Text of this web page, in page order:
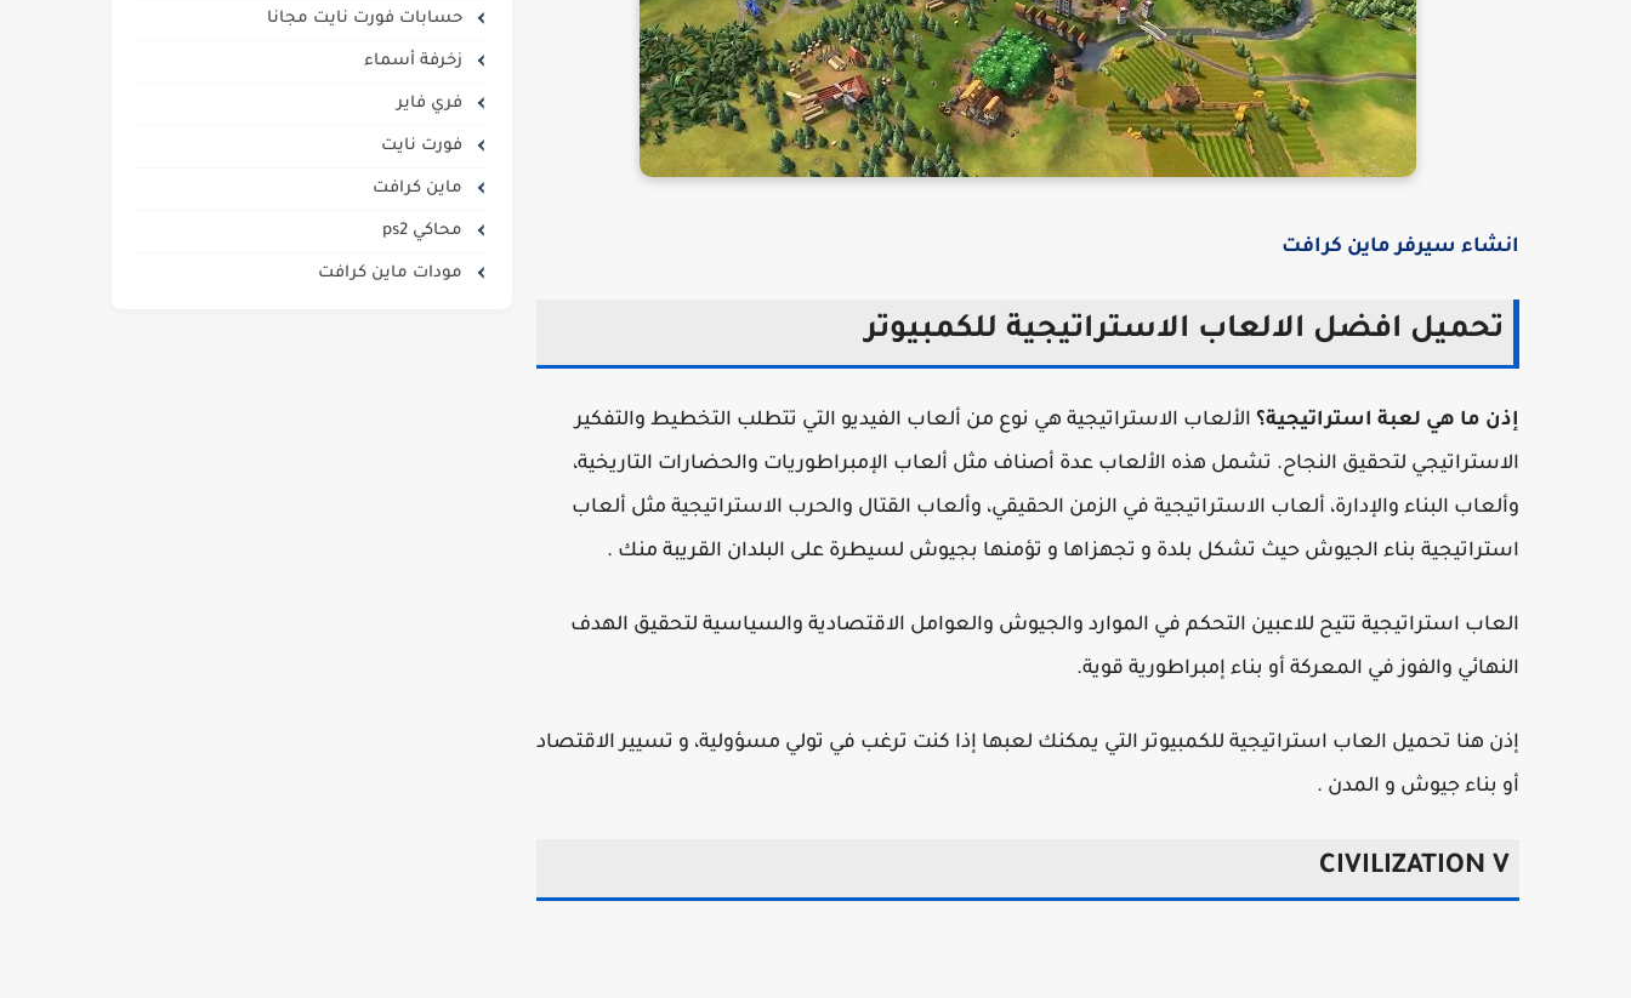
انشاء سيرفر ماين كرافت
تحميل افضل الالعاب الاستراتيجية للكمبيوتر
إذن ما هي لعبة استراتيجية؟ الألعاب الاستراتيجية هي نوع من ألعاب الفيديو التي تتطلب التخطيط والتفكير
الاستراتيجي لتحقيق النجاح. تشمل هذه الألعاب عدة أصناف مثل ألعاب الإمبراطوريات والحضارات التاريخية،
وألعاب البناء والإدارة، ألعاب الاستراتيجية في الزمن الحقيقي، وألعاب القتال والحرب الاستراتيجية مثل ألعاب
استراتيجية بناء الجيوش حيث تشكل بلدة و تجهزاها و تؤمنها بجيوش لسيطرة على البلدان القريبة منك .
العاب استراتيجية تتيح للاعبين التحكم في الموارد والجيوش والعوامل الاقتصادية والسياسية لتحقيق الهدف
النهائي والفوز في المعركة أو بناء إمبراطورية قوية.
إذن هنا تحميل العاب استراتيجية للكمبيوتر التي يمكنك لعبها إذا كنت ترغب في تولي مسؤولية، و تسيير الاقتصاد
أو بناء جيوش و المدن .
CIVILIZATION V
حسابات فورت نايت مجانا
زخرفة أسماء
فري فاير
فورت نايت
ماين كرافت
محاكي ps2
مودات ماين كرافت